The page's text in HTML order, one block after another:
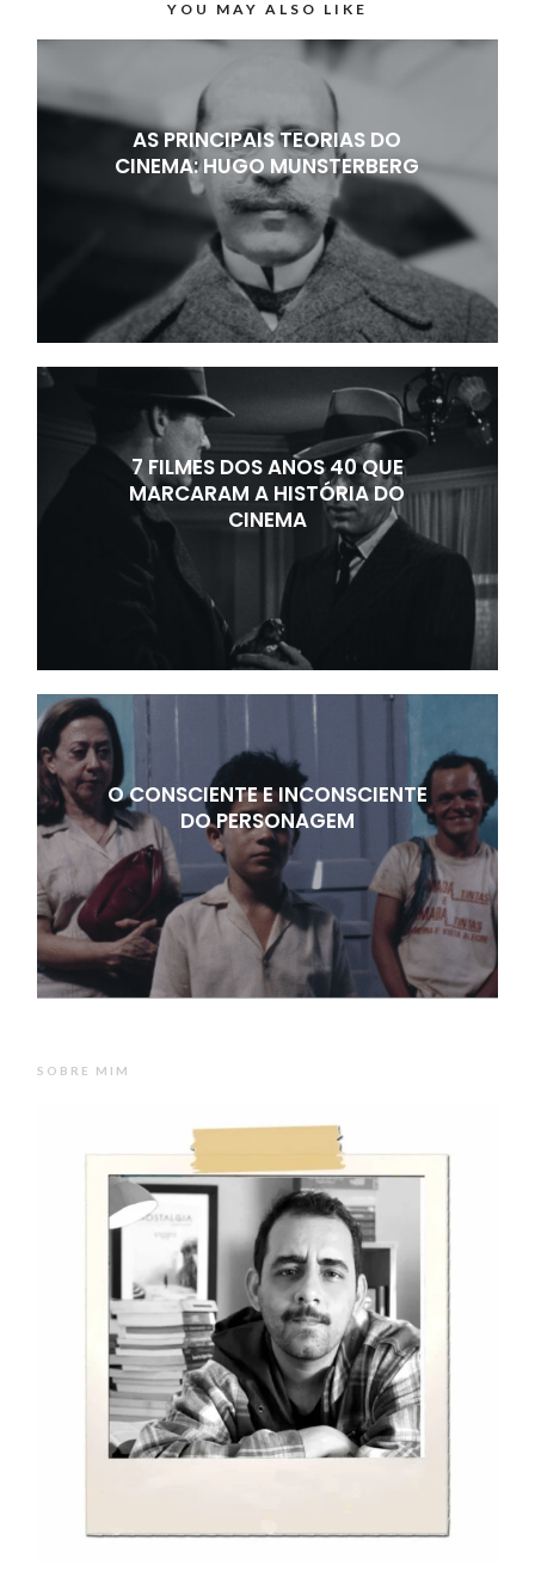
YOU MAY ALSO LIKE
AS PRINCIPAIS TEORIAS DO
CINEMA: HUGO MUNSTERBERG
7 FILMES DOS ANOS 40 QUE
MARCARAM A HISTÓRIA DO
CINEMA
O CONSCIENTE E INCONSCIENTE
DO PERSONAGEM
SOBRE MIM